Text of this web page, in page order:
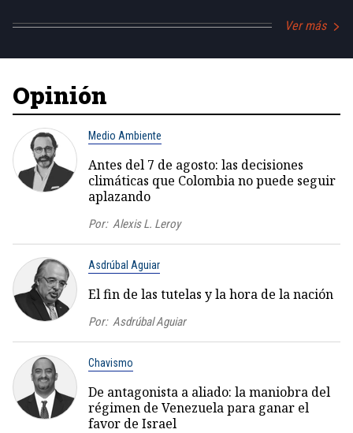
Ver más
Opinión
Medio Ambiente
Antes del 7 de agosto: las decisiones
climáticas que Colombia no puede seguir
aplazando
Por: Alexis L. Leroy
Asdrúbal Aguiar
El fin de las tutelas y la hora de la nación
Por: Asdrúbal Aguiar
Chavismo
De antagonista a aliado: la maniobra del
régimen de Venezuela para ganar el
favor de Israel